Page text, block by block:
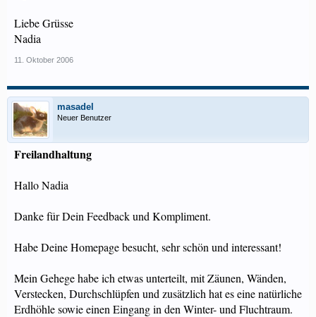
Liebe Grüsse
Nadia
11. Oktober 2006
masadel
Neuer Benutzer
Freilandhaltung
Hallo Nadia
Danke für Dein Feedback und Kompliment.
Habe Deine Homepage besucht, sehr schön und interessant!
Mein Gehege habe ich etwas unterteilt, mit Zäunen, Wänden,
Verstecken, Durchschlüpfen und zusätzlich hat es eine natürliche
Erdhöhle sowie einen Eingang in den Winter- und Fluchtraum.